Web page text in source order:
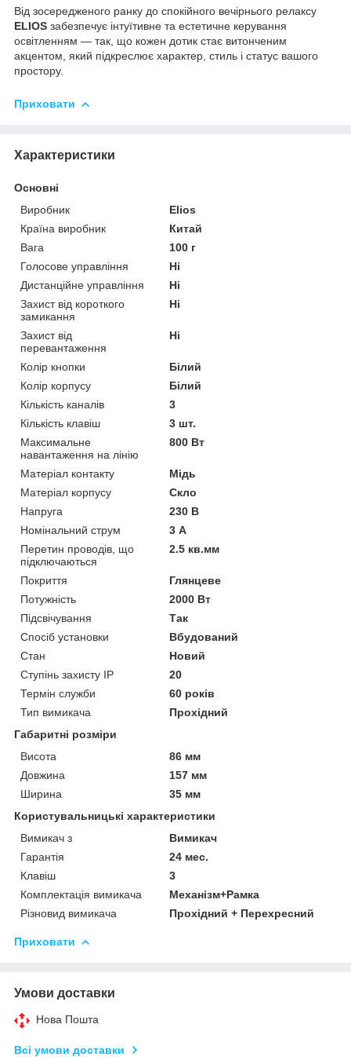
Від зосередженого ранку до спокійного вечірнього релаксу
ELIOS забезпечує інтуїтивне та естетичне керування
освітленням — так, що кожен дотик стає витонченим
акцентом, який підкреслює характер, стиль і статус вашого
простору.
Приховати
Характеристики
Основні
Виробник
Elios
Країна виробник
Китай
Вага
100 г
Голосове управління
Ні
Дистанційне управління
Ні
Захист від короткого
замикання
Ні
Захист від
перевантаження
Ні
Колір кнопки
Білий
Колір корпусу
Білий
Кількість каналів
3
Кількість клавіш
3 шт.
Максимальне
навантаження на лінію
800 Вт
Матеріал контакту
Мідь
Матеріал корпусу
Скло
Напруга
230 В
Номінальний струм
3 А
Перетин проводів, що
підключаються
2.5 кв.мм
Покриття
Глянцеве
Потужність
2000 Вт
Підсвічування
Так
Спосіб установки
Вбудований
Стан
Новий
Ступінь захисту IP
20
Термін служби
60 років
Тип вимикача
Прохідний
Габаритні розміри
Висота
86 мм
Довжина
157 мм
Ширина
35 мм
Користувальницькі характеристики
Вимикач з
Вимикач
Гарантія
24 мес.
Клавіш
3
Комплектація вимикача
Механізм+Рамка
Різновид вимикача
Прохідний + Перехресний
Приховати
Умови доставки
Нова Пошта
Всі умови доставки